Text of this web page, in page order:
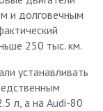
и долговечным
250 тыс. км.
устанавливать
л, а на Audi-80